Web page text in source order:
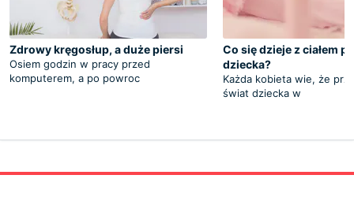
Zdrowy kręgosłup, a duże piersi
Osiem godzin w pracy przed
komputerem, a po powroc
Co się dzieje z ciałem
dziecka?
Każda kobieta wie, że
świat dziecka w